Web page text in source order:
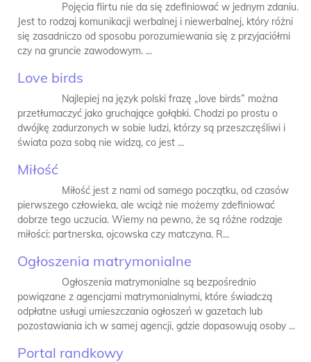
Pojęcia flirtu nie da się zdefiniować w jednym zdaniu.
Jest to rodzaj komunikacji werbalnej i niewerbalnej, który różni
się zasadniczo od sposobu porozumiewania się z przyjaciółmi
czy na gruncie zawodowym. ...
Love birds
Najlepiej na język polski frazę „love birds” można
przetłumaczyć jako gruchające gołąbki. Chodzi po prostu o
dwójkę zadurzonych w sobie ludzi, którzy są przeszczęśliwi i
świata poza sobą nie widzą, co jest ...
Miłość
Miłość jest z nami od samego początku, od czasów
pierwszego człowieka, ale wciąż nie możemy zdefiniować
dobrze tego uczucia. Wiemy na pewno, że są różne rodzaje
miłości: partnerska, ojcowska czy matczyna. R...
Ogłoszenia matrymonialne
Ogłoszenia matrymonialne są bezpośrednio
powiązane z agencjami matrymonialnymi, które świadczą
odpłatne usługi umieszczania ogłoszeń w gazetach lub
pozostawiania ich w samej agencji, gdzie dopasowują osoby ...
Portal randkowy